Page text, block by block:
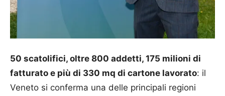
50 scatolifici, oltre 800 addetti, 175 milioni di
fatturato e più di 330 mq di cartone lavorato: il
Veneto si conferma una delle principali regioni